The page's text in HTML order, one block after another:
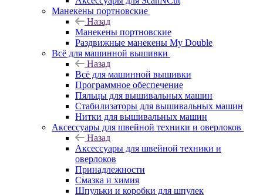
Манекены портновские
Назад
Манекены портновские
Раздвижные манекены My Double
Всё для машинной вышивки
Назад
Всё для машинной вышивки
Программное обеспечение
Пяльцы для вышивальных машин
Стабилизаторы для вышивальных машин
Нитки для вышивальных машин
Аксессуары для швейной техники и оверлоков
Назад
Аксессуары для швейной техники и
оверлоков
Принадлежности
Смазка и химия
Шпульки и коробки для шпулек